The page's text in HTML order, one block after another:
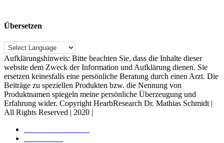
Übersetzen
Aufklärungshinweis: Bitte beachten Sie, dass die Inhalte dieser
website dem Zweck der Information und Aufklärung dienen. Sie
ersetzen keinesfalls eine persönliche Beratung durch einen Arzt. Die
Beiträge zu speziellen Produkten bzw. die Nennung von
Produktnamen spiegeln meine persönliche Überzeugung und
Erfahrung wider. Copyright HearbResearch Dr. Mathias Schmidt |
All Rights Reserved | 2020 |